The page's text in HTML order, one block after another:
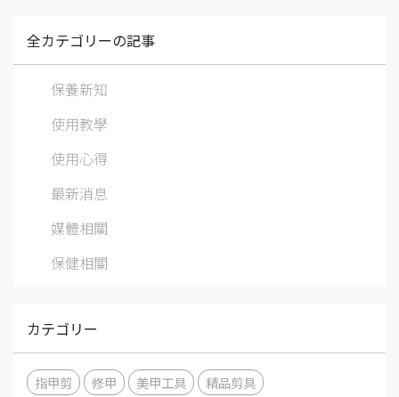
全カテゴリーの記事
保養新知
使用教學
使用心得
最新消息
媒體相關
保健相關
カテゴリー
指甲剪 修甲 美甲工具
精品剪具